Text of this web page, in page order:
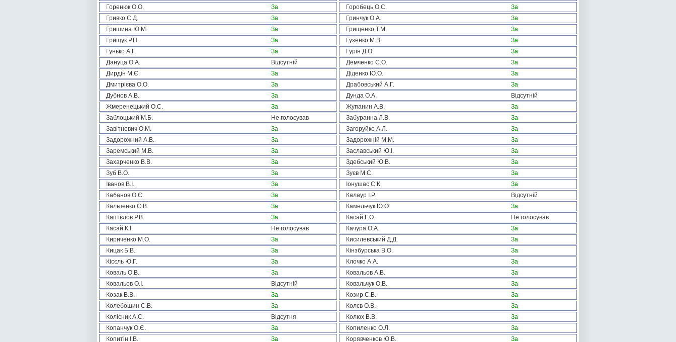
Горенюк О.О.
За Горобець О.С.
За
Гривко С.Д.
За Гринчук О.А.
За
Гришина Ю.М.
За Грищенко Т.М.
За
Грищук Р.П.
За Гузенко М.В.
За
Гунько А.Г.
За Гурін Д.О.
За
Дануца О.А.
Відсутній Демченко С.О.
За
Дирдін М.Є.
За Діденко Ю.О.
За
Дмитрієва О.О.
За Драбовський А.Г.
За
Дубнов А.В.
За Дунда О.А.
Відсутній
Жмеренецький О.С.
За Жупанин А.В.
За
Заблоцький М.Б.
Не голосував Забуранна Л.В.
За
Завітневич О.М.
За Загоруйко А.Л.
За
Задорожний А.В.
За Задорожній М.М.
За
Заремський М.В.
За Заславський Ю.І.
За
Захарченко В.В.
За Здебський Ю.В.
За
Зуб В.О.
За Зуєв М.С.
За
Іванов В.І.
За Іонушас С.К.
За
Кабанов О.Є.
За Калаур І.Р.
Відсутній
Кальченко С.В.
За Камельчук Ю.О.
За
Каптєлов Р.В.
За Касай Г.О.
Не голосував
Касай К.І.
Не голосував Качура О.А.
За
Кириченко М.О.
За Кисилевський Д.Д.
За
Кицак Б.В.
За Кінзбурська В.О.
За
Кісєль Ю.Г.
За Клочко А.А.
За
Коваль О.В.
За Ковальов А.В.
За
Ковальов О.І.
Відсутній Ковальчук О.В.
За
Козак В.В.
За Козир С.В.
За
Колебошин С.В.
За Колєв О.В.
За
Колісник А.С.
Відсутня Колюх В.В.
За
Копанчук О.Є.
За Копиленко О.Л.
За
Копитін І.В.
За Корявченков Ю.В.
За